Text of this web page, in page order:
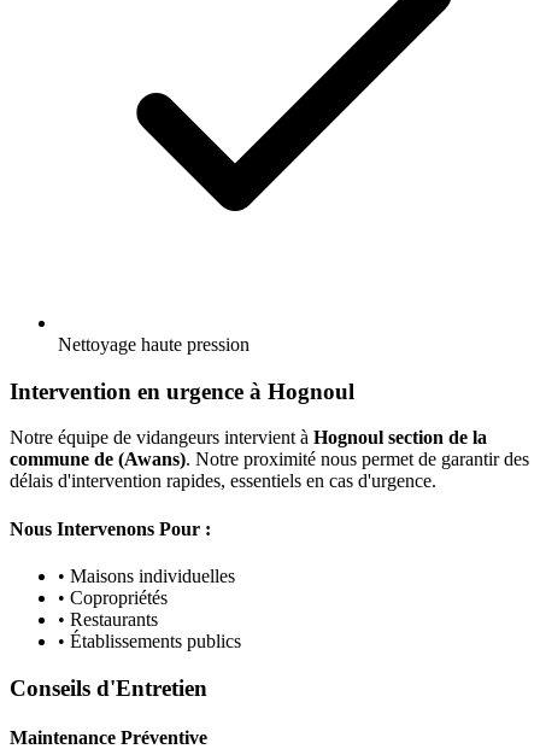
Nettoyage haute pression
Intervention en urgence à Hognoul
Notre équipe de vidangeurs intervient à Hognoul section de la
commune de (Awans). Notre proximité nous permet de garantir des
délais d'intervention rapides, essentiels en cas d'urgence.
Nous Intervenons Pour :
• Maisons individuelles
• Copropriétés
• Restaurants
• Établissements publics
Conseils d'Entretien
Maintenance Préventive